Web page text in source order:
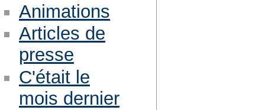
Animations
Articles de
presse
C'était le
mois dernier